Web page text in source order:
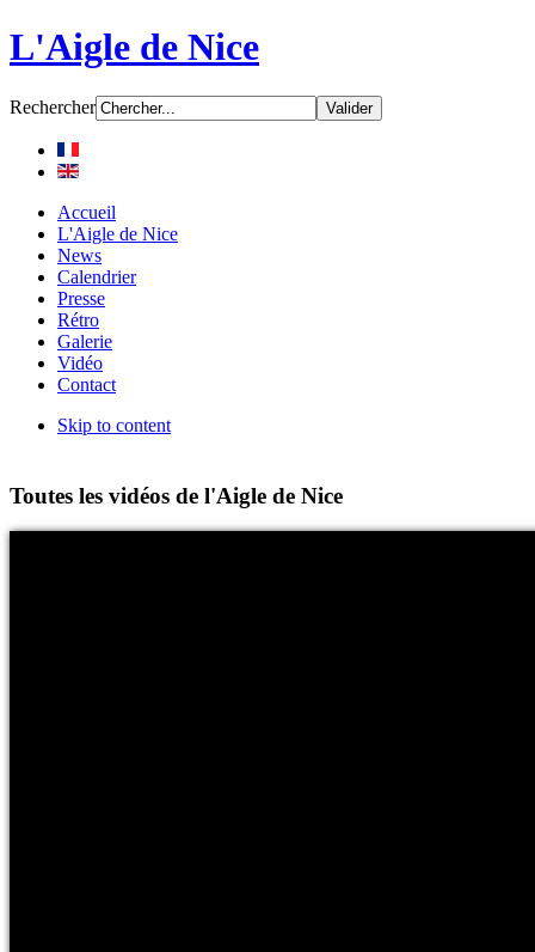
L'Aigle de Nice
Rechercher
Accueil
L'Aigle de Nice
News
Calendrier
Presse
Rétro
Galerie
Vidéo
Contact
Skip to content
Toutes les vidéos de l'Aigle de Nice